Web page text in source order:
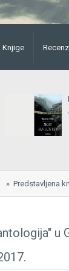
Knjige
knjiga
u